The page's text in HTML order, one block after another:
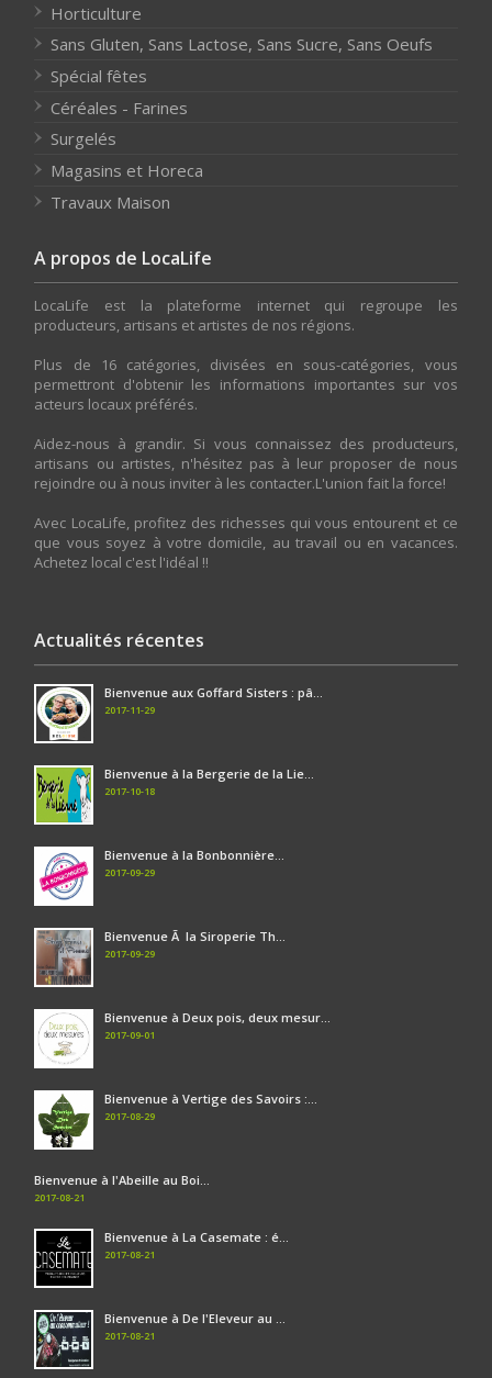
Horticulture
Sans Gluten, Sans Lactose, Sans Sucre, Sans Oeufs
Spécial fêtes
Céréales - Farines
Surgelés
Magasins et Horeca
Travaux Maison
A propos de LocaLife
LocaLife est la plateforme internet qui regroupe les
producteurs, artisans et artistes de nos régions.
Plus de 16 catégories, divisées en sous-catégories, vous
permettront d'obtenir les informations importantes sur vos
acteurs locaux préférés.
Aidez-nous à grandir. Si vous connaissez des producteurs,
artisans ou artistes, n'hésitez pas à leur proposer de nous
rejoindre ou à nous inviter à les contacter.L'union fait la force!
Avec LocaLife, profitez des richesses qui vous entourent et ce
que vous soyez à votre domicile, au travail ou en vacances.
Achetez local c'est l'idéal !!
Actualités récentes
Bienvenue aux Goffard Sisters : pâ...
2017-11-29
Bienvenue à la Bergerie de la Lie...
2017-10-18
Bienvenue à la Bonbonnière...
2017-09-29
Bienvenue Ã la Siroperie Th...
2017-09-29
Bienvenue à Deux pois, deux mesur...
2017-09-01
Bienvenue à Vertige des Savoirs :...
2017-08-29
Bienvenue à l'Abeille au Boi...
2017-08-21
Bienvenue à La Casemate : é...
2017-08-21
Bienvenue à De l'Eleveur au ...
2017-08-21